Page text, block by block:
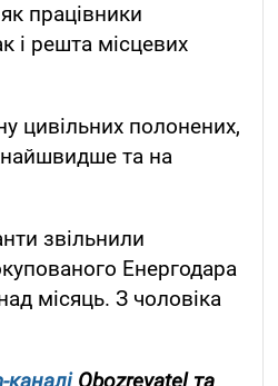
працівники
і решта місцевих
цивільних полонених,
та на
звільнили
Енергодара
місяць. З чоловіка